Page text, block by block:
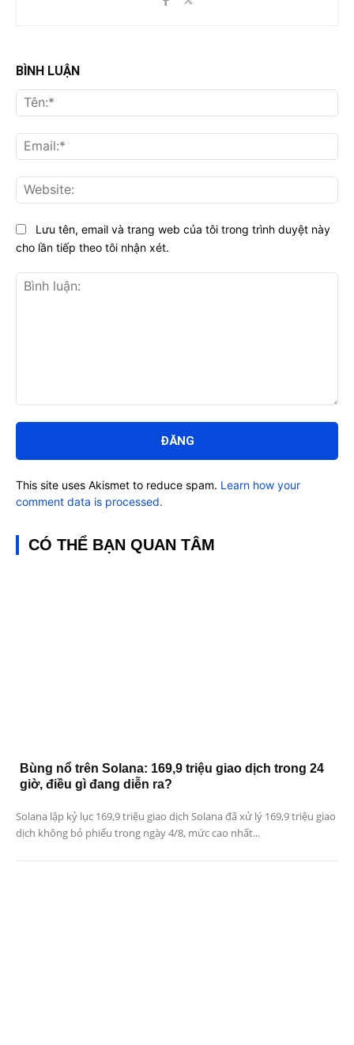
BÌNH LUẬN
luận:
Lưu tên, email và trang web của tôi trong trình duyệt này
cho lần tiếp theo tôi nhận xét.
This site uses Akismet to reduce spam. Learn how your
comment data is processed.
CÓ THỂ BẠN QUAN TÂM
Bùng nổ trên Solana: 169,9 triệu giao dịch trong 24
giờ, điều gì đang diễn ra?
Solana lập kỷ lục 169,9 triệu giao dịch Solana đã xử lý 169,9 triệu giao
dịch không bỏ phiếu trong ngày 4/8, mức cao nhất...